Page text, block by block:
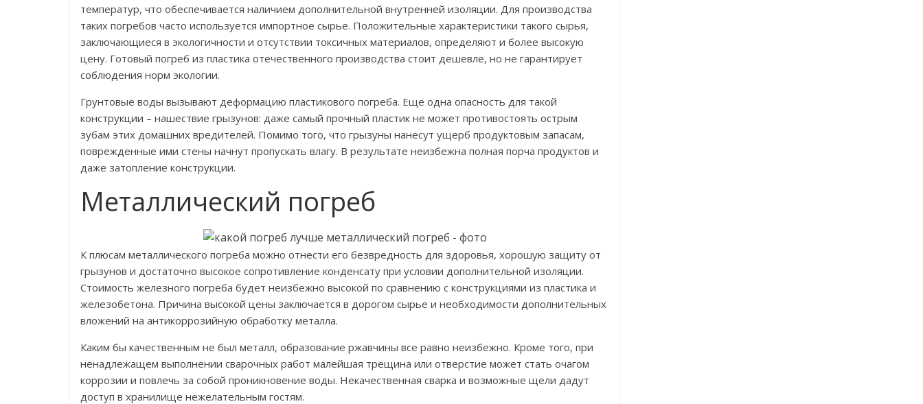
температур, что обеспечивается наличием дополнительной внутренней изоляции. Для производства
таких погребов часто используется импортное сырье. Положительные характеристики такого сырья,
заключающиеся в экологичности и отсутствии токсичных материалов, определяют и более высокую
цену. Готовый погреб из пластика отечественного производства стоит дешевле, но не гарантирует
соблюдения норм экологии.
Грунтовые воды вызывают деформацию пластикового погреба. Еще одна опасность для такой
конструкции – нашествие грызунов: даже самый прочный пластик не может противостоять острым
зубам этих домашних вредителей. Помимо того, что грызуны нанесут ущерб продуктовым запасам,
поврежденные ими стены начнут пропускать влагу. В результате неизбежна полная порча продуктов и
даже затопление конструкции.
Металлический погреб
К плюсам металлического погреба можно отнести его безвредность для здоровья, хорошую защиту от
грызунов и достаточно высокое сопротивление конденсату при условии дополнительной изоляции.
Стоимость железного погреба будет неизбежно высокой по сравнению с конструкциями из пластика и
железобетона. Причина высокой цены заключается в дорогом сырье и необходимости дополнительных
вложений на антикоррозийную обработку металла.
Каким бы качественным не был металл, образование ржавчины все равно неизбежно. Кроме того, при
ненадлежащем выполнении сварочных работ малейшая трещина или отверстие может стать очагом
коррозии и повлечь за собой проникновение воды. Некачественная сварка и возможные щели дадут
доступ в хранилище нежелательным гостям.